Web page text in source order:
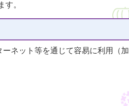
。
ネット等を通じて容易に利用（加